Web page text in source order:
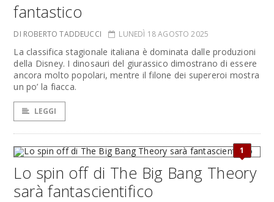
fantastico
DI ROBERTO TADDEUCCI LUNEDÌ 18 AGOSTO 2025
La classifica stagionale italiana è dominata dalle produzioni
della Disney. I dinosauri del giurassico dimostrano di essere
ancora molto popolari, mentre il filone dei supereroi mostra
un po’ la fiacca.
LEGGI
1
Lo spin off di The Big Bang Theory
sarà fantascientifico